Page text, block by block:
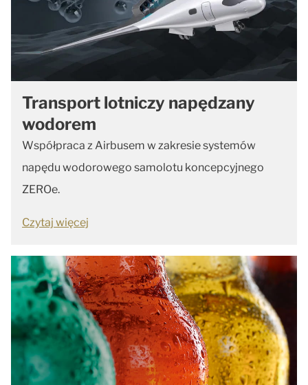
Transport lotniczy napędzany
wodorem
Współpraca z Airbusem w zakresie systemów
napędu wodorowego samolotu koncepcyjnego
ZEROe.
Czytaj więcej